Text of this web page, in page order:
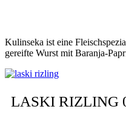
Kulinseka ist eine
gereifte Wurst mit Baranja-
LASKI RIZLING